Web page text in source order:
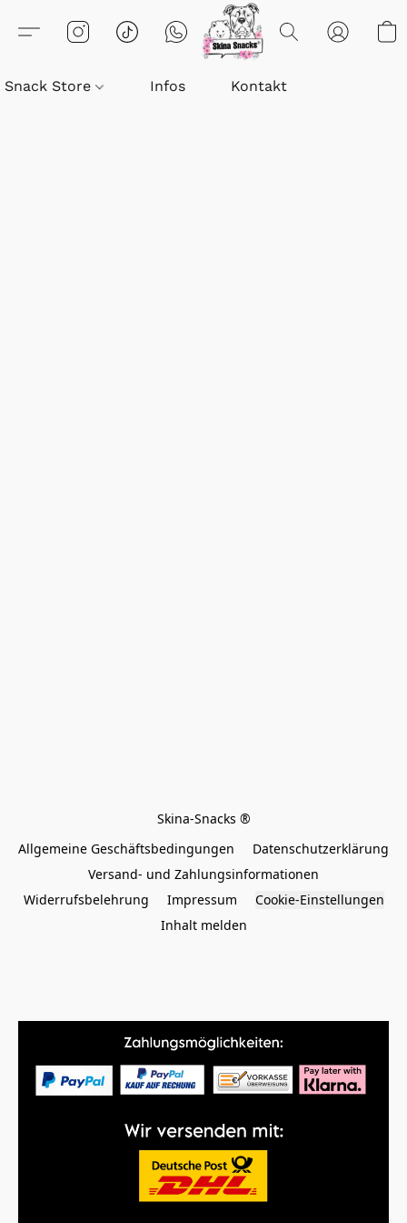
Snack Store Infos Kontakt
Allgemeine Geschäftsbedingungen
Datenschutzerklärung
Versand- und Zahlungsinformationen
Widerrufsbelehrung
Impressum
Cookie-Einstellungen
Inhalt melden